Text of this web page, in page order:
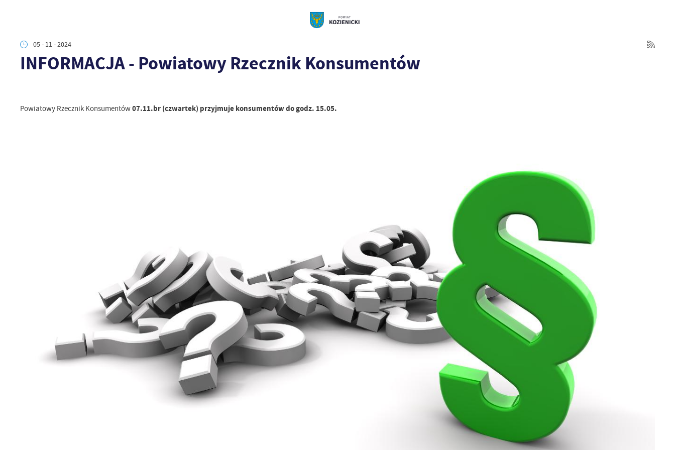
05 - 11 - 2024
INFORMACJA - Powiatowy Rzecznik Konsumentów
Powiatowy Rzecznik Konsumentów07.11.br (czwartek) przyjmuje konsumentów do godz. 15.05.